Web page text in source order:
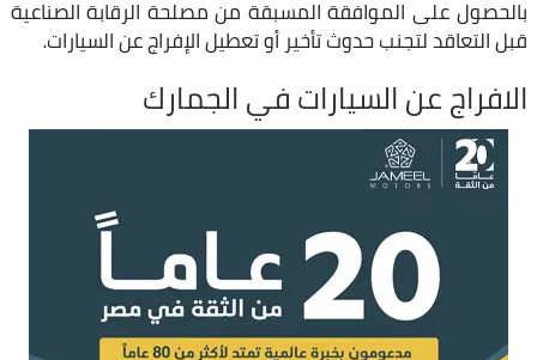
بالحصول على الموافقة المسبقة من مصلحة الرقابة الصناعية
قبل التعاقد لتجنب حدوث تأخير أو تعطيل الإفراج عن السيارات.
الافراج عن السيارات في الجمارك